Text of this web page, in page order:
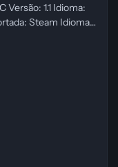
Versão: 1.1 Idioma:
Steam Idioma
23/04/2025
469 MB